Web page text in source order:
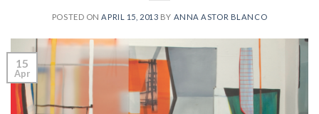
POSTED ON APRIL 15, 2013 BY ANNA ASTOR BLANCO
15
Apr